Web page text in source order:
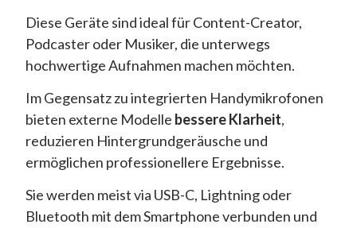
Diese Geräte sind ideal für Content-Creator,
Podcaster oder Musiker, die unterwegs
hochwertige Aufnahmen machen möchten.
Im Gegensatz zu integrierten Handymikrofonen
bieten externe Modelle bessere Klarheit,
reduzieren Hintergrundgeräusche und
ermöglichen professionellere Ergebnisse.
Sie werden meist via USB-C, Lightning oder
Bluetooth mit dem Smartphone verbunden und